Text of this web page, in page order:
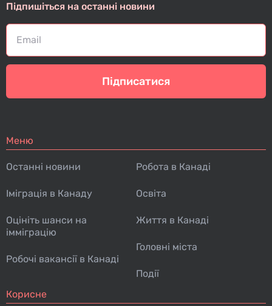
Підпишіться на останні новини
Підписатися
Меню
Останні новини
Іміграція в Канаду
Оцініть шанси на
імміграцію
Робочі вакансії в Канаді
Робота в Канаді
Освіта
Життя в Канаді
Головні міста
Події
Корисне